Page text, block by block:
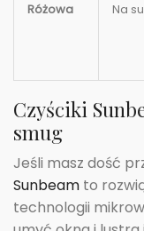
Różowa Na
Czyściki
smug
Jeśli masz dość
Sunbeam to
technologii